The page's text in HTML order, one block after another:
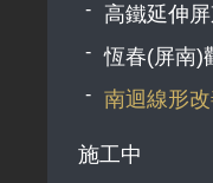
高鐵延伸
恆春(屏南)
南迴線形
施工中